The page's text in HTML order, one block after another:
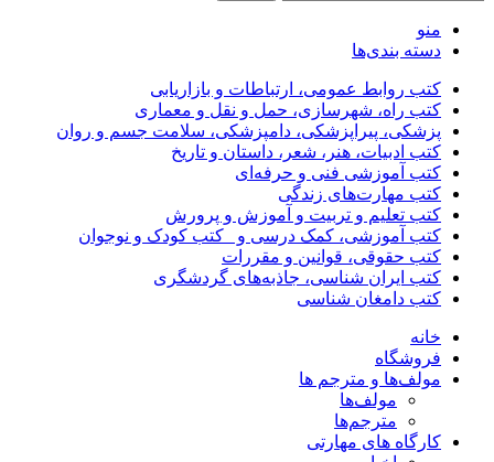
منو
دسته بندی‌ها
کتب روابط عمومی، ارتباطات و بازاریابی
کتب راه، شهرسازی، حمل و نقل و معماری
پزشکی، پیراپزشکی، دامپزشکی، سلامت جسم و روان
کتب ادبیات، هنر، شعر، داستان و تاریخ
کتب آموزشی فنی و حرفه‌ای
کتب مهارت‌های زندگی
کتب تعلیم و تربیت و آموزش و پرورش
کتب آموزشی، کمک درسی و _کتب کودک و نوجوان
کتب حقوقی، قوانین و مقررات
کتب ایران شناسی، جاذبه‌های گردشگری
کتب دامغان شناسی
خانه
فروشگاه
مولف‌ها و مترجم ها
مولف‌ها
مترجم‌ها
کارگاه های مهارتی